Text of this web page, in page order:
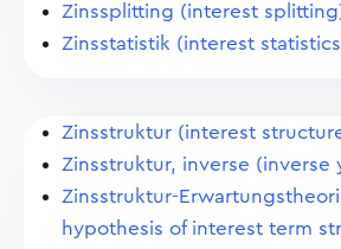
Zinssplitting (interest
Zinsstatistik (interest
Zinsstruktur (interest
Zinsstruktur, inverse (inverse
Zinsstruktur-
hypothesis of interest term